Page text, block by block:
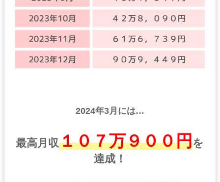
2024年3月には…
最高月収１０７万９００円を
達成！